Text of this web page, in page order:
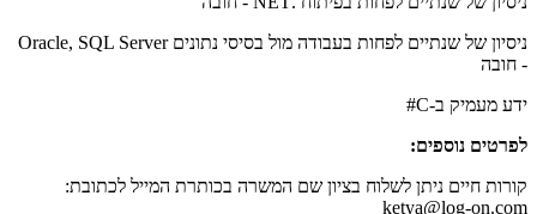
ניסיון של שנתיים לפחות בעבודה מול בסיסי נתונים Oracle, SQL Server
- חובה
ידע מעמיק ב-C#
לפרטים נוספים:
קורות חיים ניתן לשלוח בציון שם המשרה בכותרת המייל לכתובת:
ketya@log-on.com